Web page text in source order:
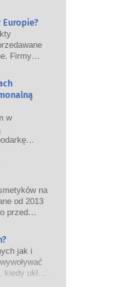
Firmy
za
w
naśladuje
jednak, a
ma
do
na
od 2013
przed
i rozwój,
dla
jak i
układ
na